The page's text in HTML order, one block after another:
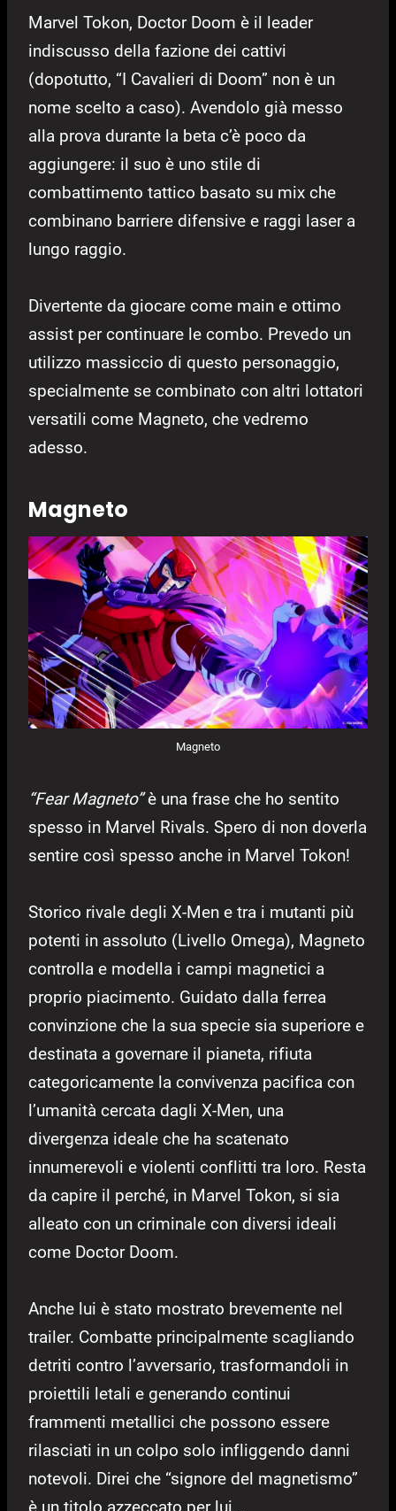
Marvel Tokon, Doctor Doom è il leader
indiscusso della fazione dei cattivi
(dopotutto, “I Cavalieri di Doom” non è un
nome scelto a caso). Avendolo già messo
alla prova durante la beta c’è poco da
aggiungere: il suo è uno stile di
combattimento tattico basato su mix che
combinano barriere difensive e raggi laser a
lungo raggio.
Divertente da giocare come main e ottimo
assist per continuare le combo. Prevedo un
utilizzo massiccio di questo personaggio,
specialmente se combinato con altri lottatori
versatili come Magneto, che vedremo
adesso.
Magneto
Magneto
“Fear Magneto”è una frase che ho sentito
spesso in Marvel Rivals. Spero di non doverla
sentire così spesso anche in Marvel Tokon!
Storico rivale degli X-Men e tra i mutanti più
potenti in assoluto (Livello Omega), Magneto
controlla e modella i campi magnetici a
proprio piacimento. Guidato dalla ferrea
convinzione che la sua specie sia superiore e
destinata a governare il pianeta, rifiuta
categoricamente la convivenza pacifica con
l’umanità cercata dagli X-Men, una
divergenza ideale che ha scatenato
innumerevoli e violenti conflitti tra loro. Resta
da capire il perché, in Marvel Tokon, si sia
alleato con un criminale con diversi ideali
come Doctor Doom.
Anche lui è stato mostrato brevemente nel
trailer. Combatte principalmente scagliando
detriti contro l’avversario, trasformandoli in
proiettili letali e generando continui
frammenti metallici che possono essere
rilasciati in un colpo solo infliggendo danni
notevoli. Direi che “signore del magnetismo”